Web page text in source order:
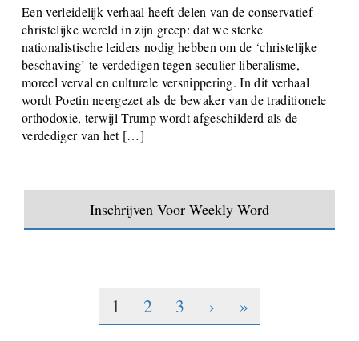
Een verleidelijk verhaal heeft delen van de conservatief-
christelijke wereld in zijn greep: dat we sterke
nationalistische leiders nodig hebben om de ‘christelijke
beschaving’ te verdedigen tegen seculier liberalisme,
moreel verval en culturele versnippering. In dit verhaal
wordt Poetin neergezet als de bewaker van de traditionele
orthodoxie, terwijl Trump wordt afgeschilderd als de
verdediger van het […]
Inschrijven Voor Weekly Word
1 2 3 › »